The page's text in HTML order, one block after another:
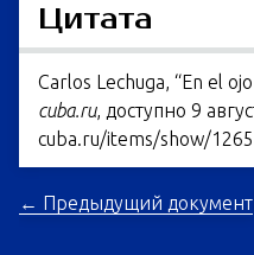
Цитата
Carlos Lechuga, “En el
cuba.ru, доступно 9
cuba.ru/items/show/1265
← Предыдущий документ